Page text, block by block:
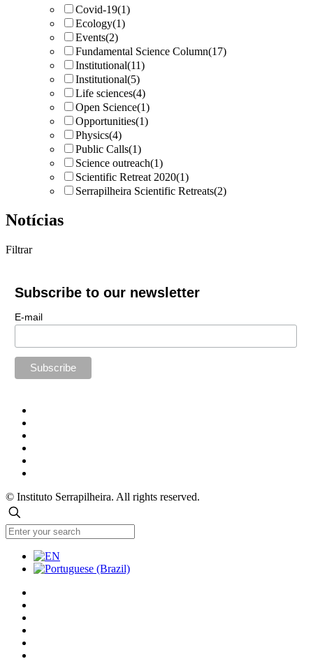
Covid-19(1)
Ecology(1)
Events(2)
Fundamental Science Column(17)
Institutional(11)
Institutional(5)
Life sciences(4)
Open Science(1)
Opportunities(1)
Physics(4)
Public Calls(1)
Science outreach(1)
Scientific Retreat 2020(1)
Serrapilheira Scientific Retreats(2)
Notícias
Filtrar
Subscribe to our newsletter
E-mail
© Instituto Serrapilheira. All rights reserved.